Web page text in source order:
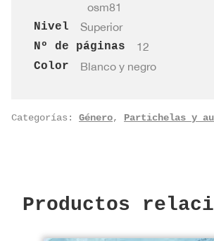
osm81
Nivel
Superior
Nº de páginas
12
Color
Blanco y negro
Categorías: Género, Partichelas y
Productos